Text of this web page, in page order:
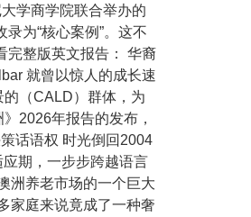
学商学院联合举办的
为“核心案例”。这不
完整版英文报告： 华裔
就曾以惊人的成长速
（CALD）群体，为
2026年报告的发布，
话语权 时光倒回2004
期，一步步跨越语言
洲养老市场的一个巨大
家庭来说竟成了一种奢